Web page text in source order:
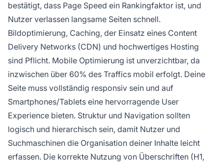
bestätigt, dass Page Speed ein Rankingfaktor ist, und
Nutzer verlassen langsame Seiten schnell.
Bildoptimierung, Caching, der Einsatz eines Content
Delivery Networks (CDN) und hochwertiges Hosting
sind Pflicht. Mobile Optimierung ist unverzichtbar, da
inzwischen über 60% des Traffics mobil erfolgt. Deine
Seite muss vollständig responsiv sein und auf
Smartphones/Tablets eine hervorragende User
Experience bieten. Struktur und Navigation sollten
logisch und hierarchisch sein, damit Nutzer und
Suchmaschinen die Organisation deiner Inhalte leicht
erfassen. Die korrekte Nutzung von Überschriften (H1,